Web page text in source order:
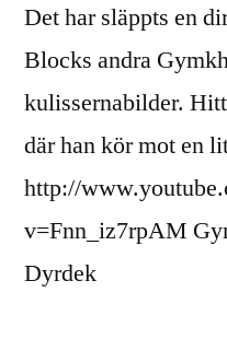
Det har släppts en
Blocks andra
kulissernabilder.
där han kör mot en
http://
v=Fnn_iz7rpAM
Dyrdek